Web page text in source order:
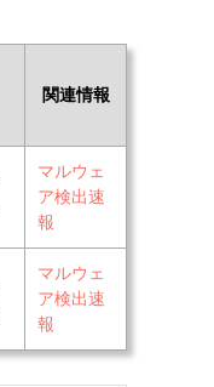
関連情報
マルウェ
ア検出速
報
マルウェ
ア検出速
報